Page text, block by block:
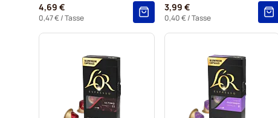
4,69 €
0,47 €/ Tasse
3,99 €
0,40 €/ Tasse